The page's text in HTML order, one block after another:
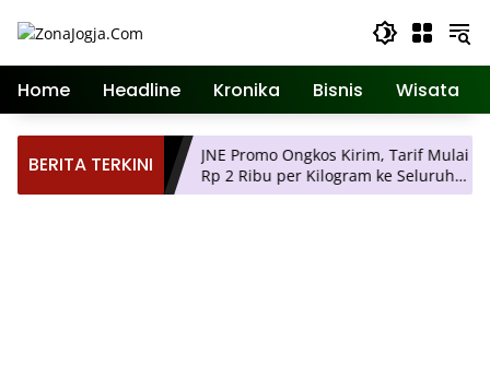
Home Headline Kronika Bisnis Wisata
BERITA TERKINIJNE Promo Ongkos Kirim, Tarif Mulai
Rp 2 Ribu per Kilogram ke Seluruh
Pulau Jawa